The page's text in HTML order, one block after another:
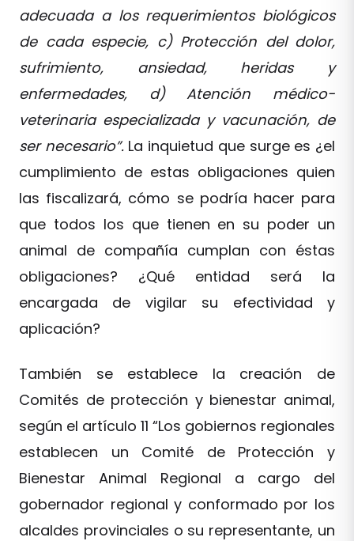
adecuada a los requerimientos biológicos
de cada especie, c) Protección del dolor,
sufrimiento, ansiedad, heridas y
enfermedades, d) Atención médico-
veterinaria especializada y vacunación, de
ser necesario”. La inquietud que surge es ¿el
cumplimiento de estas obligaciones quien
las fiscalizará, cómo se podría hacer para
que todos los que tienen en su poder un
animal de compañía cumplan con éstas
obligaciones? ¿Qué entidad será la
encargada de vigilar su efectividad y
aplicación?
También se establece la creación de
Comités de protección y bienestar animal,
según el artículo 11 “Los gobiernos regionales
establecen un Comité de Protección y
Bienestar Animal Regional a cargo del
gobernador regional y conformado por los
alcaldes provinciales o su representante, un